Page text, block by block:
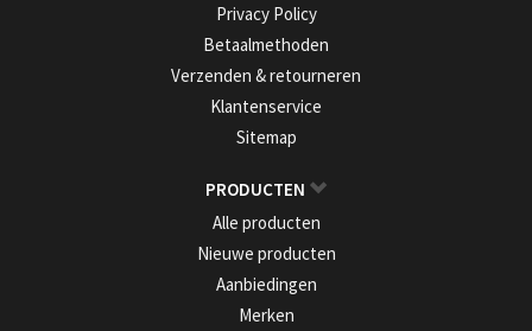
Privacy Policy
Betaalmethoden
Verzenden & retourneren
Klantenservice
Sitemap
PRODUCTEN
Alle producten
Nieuwe producten
Aanbiedingen
Merken